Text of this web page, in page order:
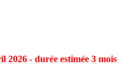
- durée estimée 3 mois